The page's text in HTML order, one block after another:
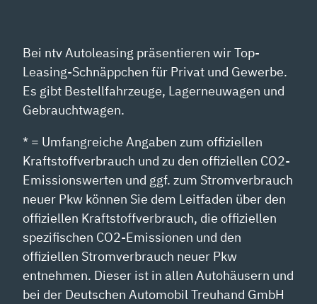
Bei ntv Autoleasing präsentieren wir Top-
Leasing-Schnäppchen für Privat und Gewerbe.
Es gibt Bestellfahrzeuge, Lagerneuwagen und
Gebrauchtwagen.
* = Umfangreiche Angaben zum offiziellen
Kraftstoffverbrauch und zu den offiziellen CO2-
Emissionswerten und ggf. zum Stromverbrauch
neuer Pkw können Sie dem Leitfaden über den
offiziellen Kraftstoffverbrauch, die offiziellen
spezifischen CO2-Emissionen und den
offiziellen Stromverbrauch neuer Pkw
entnehmen. Dieser ist in allen Autohäusern und
bei der Deutschen Automobil Treuhand GmbH